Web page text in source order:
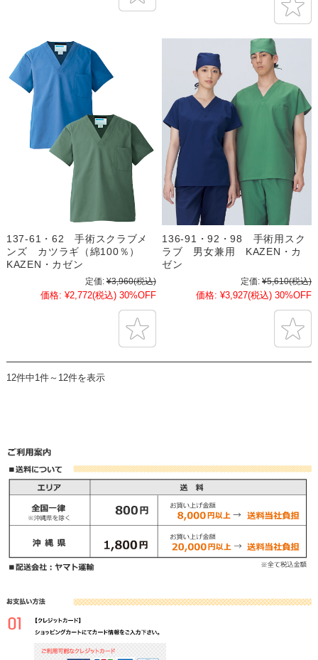
137-61・62 手術スクラブメ
ンズ カツラギ（綿100％）
KAZEN・カゼン
定価: ¥3,960(税込)
価格: ¥2,772(税込) 30%OFF
136-91・92・98 手術用スク
ラブ 男女兼用 KAZEN・カ
ゼン
定価: ¥5,610(税込)
価格: ¥3,927(税込) 30%OFF
12件中1件～12件を表示